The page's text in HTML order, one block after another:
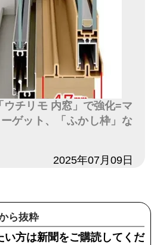
チリモ 内窓」で強化=マ
ゲット、「ふかし枠」な
2025年07月09日
ら抜粋
い方は新聞をご購読してくだ